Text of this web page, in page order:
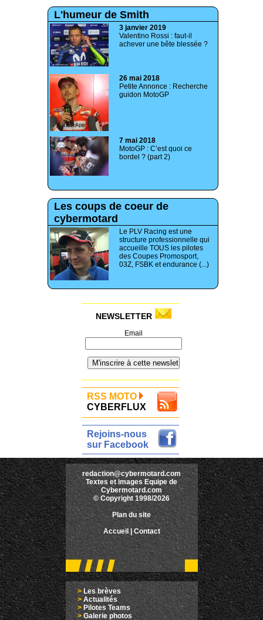
L'humeur de Smith
3 janvier 2019
Valentino Rossi : faut-il
achever une bête blessée ?
26 mai 2018
Petite Annonce : Recherche
guidon MotoGP
7 mai 2018
MotoGP : C’est quoi ce
bordel ? (part 2)
Les coups de coeur de
cybermotard
Le PLV Racing est une
structure professionnelle qui
accueille TOUS les pilotes
des Coupes Promosport,
03Z, FSBK et endurance (...)
NEWSLETTER
Email
RSS MOTO
CYBERFLUX
Rejoins-nous
sur Facebook
redaction@cybermotard.com
Textes et images Equipe de
Cybermotard.com
© Copyright 1998/2026
Plan du site
Accueil |Contact
>Les brèves
> Actualités
> Pilotes Teams
>Galerie photos